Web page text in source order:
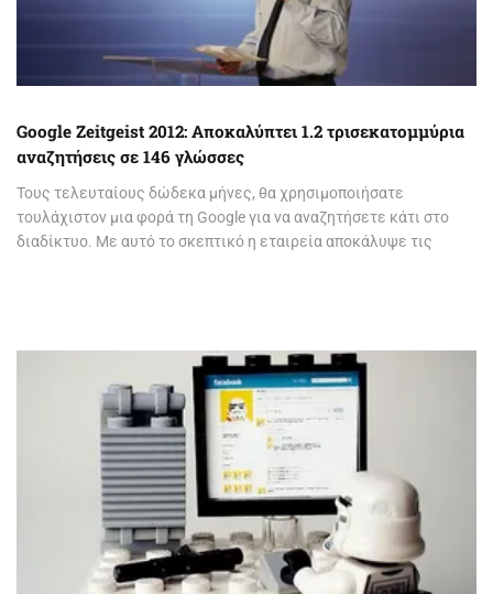
Google Zeitgeist 2012: Αποκαλύπτει 1.2 τρισεκατομμύρια
αναζητήσεις σε 146 γλώσσες
Τους τελευταίους δώδεκα μήνες, θα χρησιμοποιήσατε
τουλάχιστον μια φορά τη Google για να αναζητήσετε κάτι στο
διαδίκτυο. Με αυτό το σκεπτικό η εταιρεία αποκάλυψε τις